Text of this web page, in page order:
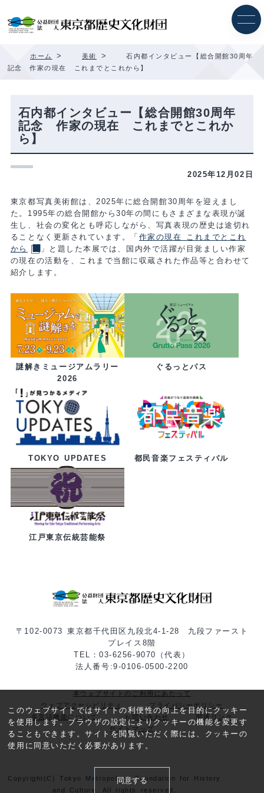
ッ
このウェブサイトではサイトの利便性の向上を目的にクッキー
を使用します。ブラウザの設定によりクッキーの機能を変更す
ることもできます。サイトを閲覧いただく際には、クッキーの
使用に同意いただく必要があります。
同意する
ホーム > 美術 >
石内都インタビュー【総合開館30周年
記念 作家の現在 これまでとこれから】
石内都インタビュー【総合開館30周年
記念 作家の現在 これまでとこれか
ら】
2025年12月02日
東京都写真美術館は、2025年に総合開館30周年を迎えまし
た。1995年の総合開館から30年の間にもさまざまな表現が誕
生し、社会の変化とも呼応しながら、写真表現の歴史は途切れ
ることなく更新されています。「 作家の現在 これまでとこれ
から
」と題した本展では、国内外で活躍が目覚ましい作家
の現在の活動を、これまで当館に収蔵された作品等と合わせて
紹介します。
謎解きミュージアムラリー
2026
ぐるっとパス
TOKYO UPDATES 都民音楽フェスティバル
江戸東京伝統芸能祭
〒102-0073 東京都千代田区九段北4-1-28 九段ファースト
プレイス8階
TEL：03-6256-9070（代表）
法人番号:9-0106-0500-2200
本ウェブサイトのご利用にあたって
ウェブアクセシビリティ
プライバシーポリシー
多言語機能について
お問い合わせ
関連リンク
サイトマップ
Copyright(C) Tokyo Metropolitan Foundation for History
and Culture. All rights reserved.